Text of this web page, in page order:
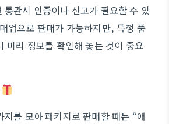
통관시 인증이나 신고가 필요할 수 있
업으로 판매가 가능하지만, 특정 품
미리 정보를 확인해 놓는 것이 중요
지를 모아 패키지로 판매할 때는 “애